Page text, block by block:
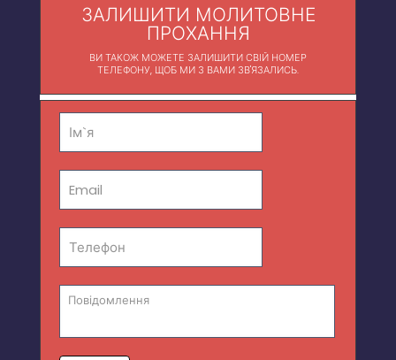
ЗАЛИШИТИ МОЛИТОВНЕ
ПРОХАННЯ
ВИ ТАКОЖ МОЖЕТЕ ЗАЛИШИТИ СВІЙ НОМЕР
ТЕЛЕФОНУ, ЩОБ МИ З ВАМИ ЗВ'ЯЗАЛИСЬ.